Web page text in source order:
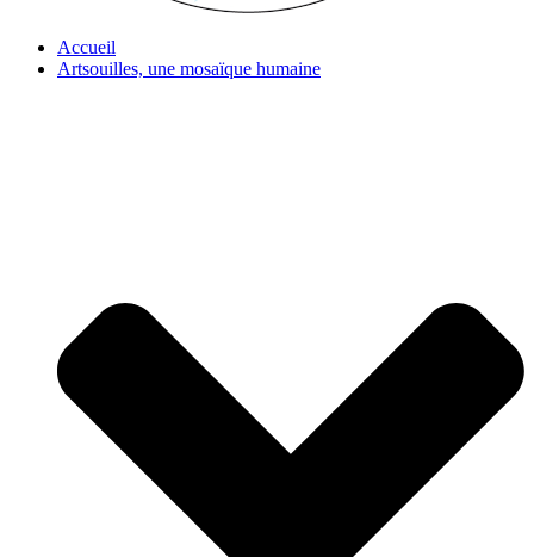
Accueil
Artsouilles, une mosaïque humaine